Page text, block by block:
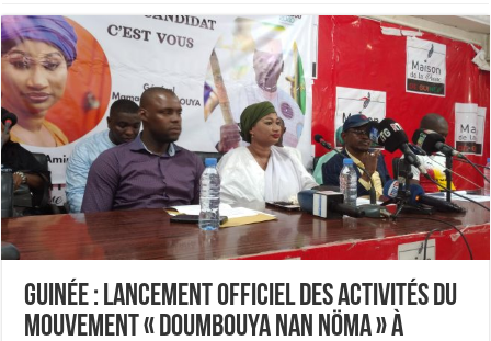
Guinée : lancement officiel des activités du
Mouvement « Doumbouya Nan Nöma » à